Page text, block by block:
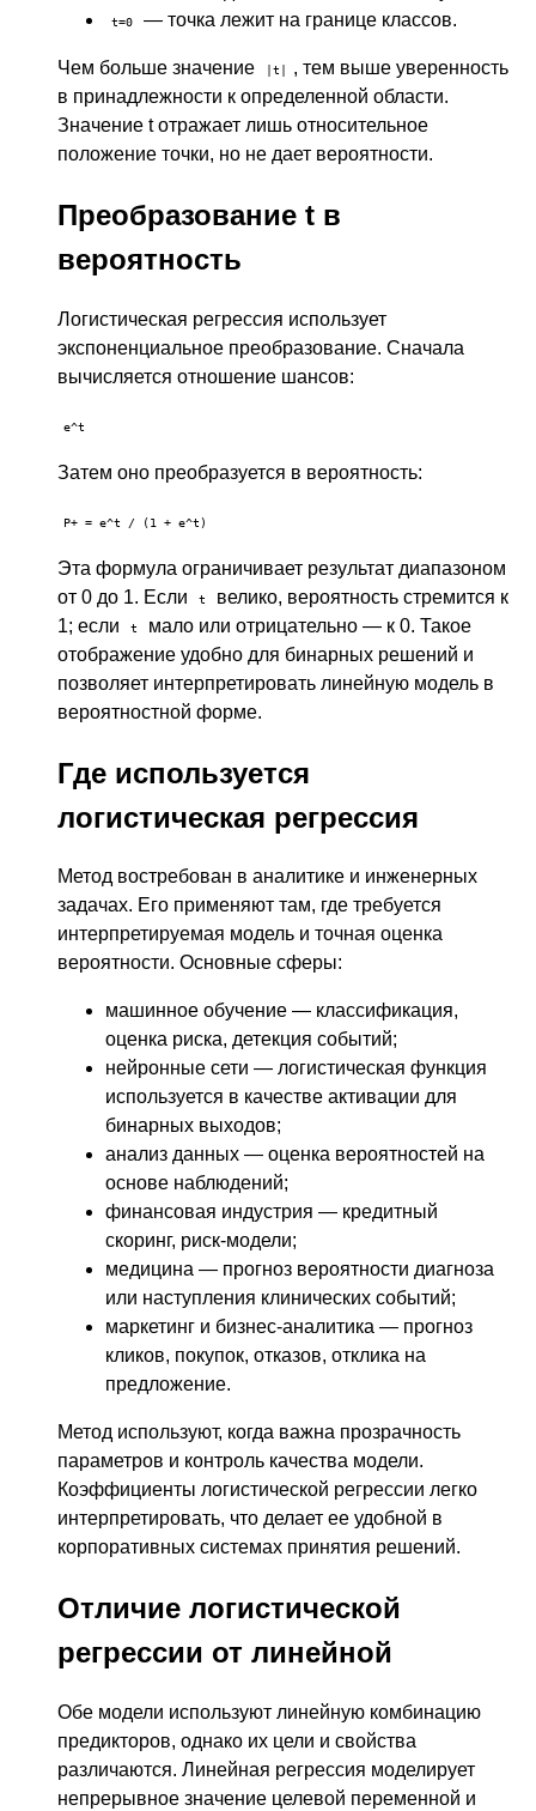
t=0 — точка лежит на границе классов.
Чем больше значение |t|
, тем выше уверенность
в принадлежности к определенной области.
Значение t отражает лишь относительное
положение точки, но не дает вероятности.
Преобразование t в
вероятность
Логистическая регрессия использует
экспоненциальное преобразование. Сначала
вычисляется отношение шансов:
e^t
Затем оно преобразуется в вероятность:
P+ = e^t / (1 + e^t)
Эта формула ограничивает результат диапазоном
от 0 до 1. Если
t
велико, вероятность стремится к
1; если
t
мало или отрицательно — к 0. Такое
отображение удобно для бинарных решений и
позволяет интерпретировать линейную модель в
вероятностной форме.
Где используется
логистическая регрессия
Метод востребован в аналитике и инженерных
задачах. Его применяют там, где требуется
интерпретируемая модель и точная оценка
вероятности. Основные сферы:
машинное обучение — классификация,
оценка риска, детекция событий;
нейронные сети — логистическая функция
используется в качестве активации для
бинарных выходов;
анализ данных — оценка вероятностей на
основе наблюдений;
финансовая индустрия — кредитный
скоринг, риск-модели;
медицина — прогноз вероятности диагноза
или наступления клинических событий;
маркетинг и бизнес-аналитика — прогноз
кликов, покупок, отказов, отклика на
предложение.
Метод используют, когда важна прозрачность
параметров и контроль качества модели.
Коэффициенты логистической регрессии легко
интерпретировать, что делает ее удобной в
корпоративных системах принятия решений.
Отличие логистической
регрессии от линейной
Обе модели используют линейную комбинацию
предикторов, однако их цели и свойства
различаются. Линейная регрессия моделирует
непрерывное значение целевой переменной и